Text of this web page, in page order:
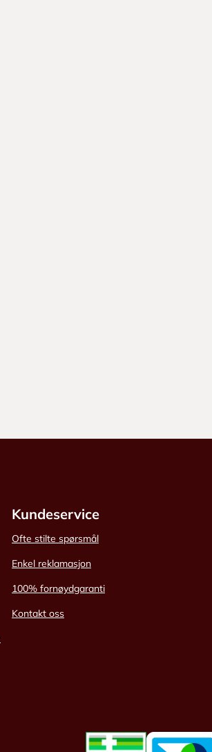
Kundeservice
Ofte stilte spørsmål
Enkel reklamasjon
100% fornøydgaranti
Kontakt oss